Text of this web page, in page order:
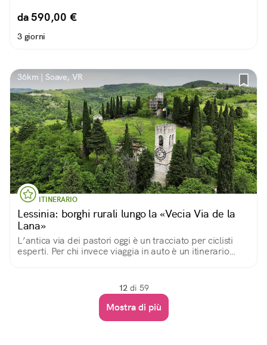
da 590,00 €
3 giorni
36km | Soave, VR
ITINERARIO
Lessinia: borghi rurali lungo la «Vecia Via de la
Lana»
L’antica via dei pastori oggi è un tracciato per ciclisti
esperti. Per chi invece viaggia in auto è un itinerario
12 di 59
Mostra di più